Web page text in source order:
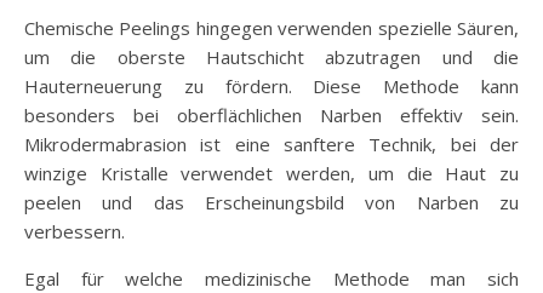
Chemische Peelings hingegen verwenden spezielle Säuren,
um die oberste Hautschicht abzutragen und die
Hauterneuerung zu fördern. Diese Methode kann
besonders bei oberflächlichen Narben effektiv sein.
Mikrodermabrasion ist eine sanftere Technik, bei der
winzige Kristalle verwendet werden, um die Haut zu
peelen und das Erscheinungsbild von Narben zu
verbessern.
Egal für welche medizinische Methode man sich